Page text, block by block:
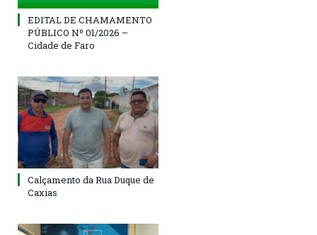
EDITAL DE CHAMAMENTO
PÚBLICO Nº 01/2026 –
Cidade de Faro
Calçamento da Rua Duque de
Caxias